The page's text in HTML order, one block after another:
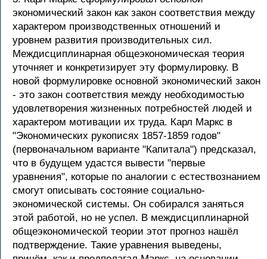
экономический закон как закон соответствия между
характером производственных отношений и
уровнем развития производительных сил.
Междисциплинарная общеэкономическая теория
уточняет и конкретизирует эту формулировку. В
новой формулировке основной экономический закон
- это закон соответствия между необходимостью
удовлетворения жизненных потребностей людей и
характером мотивации их труда. Карл Маркс в
"Экономических рукописях 1857-1859 годов"
(первоначальном варианте "Капитала") предсказал,
что в будущем удастся вывести "первые
уравнения", которые по аналогии с естествознанием
смогут описывать состояние социально-
экономической системы. Он собирался заняться
этой работой, но не успел. В междисциплинарной
общеэкономической теории этот прогноз нашёл
подтверждение. Такие уравнения выведены,